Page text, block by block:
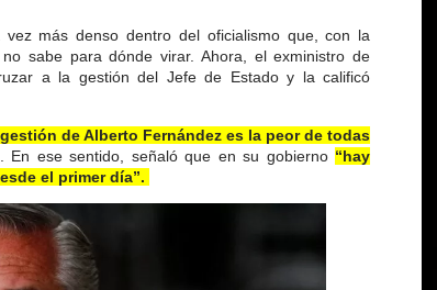
más denso dentro del oficialismo que, con la
, no sabe para dónde virar. Ahora, el exministro de
a la gestión del Jefe de Estado y la calificó
de Alberto Fernández es la peor de todas
En ese sentido, señaló que en su gobierno “hay
el primer día”.